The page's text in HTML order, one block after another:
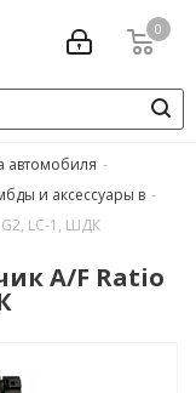
0
автомобиля -
и аксессуары в -
G2, LC-1, ШДК
A/F Ratio